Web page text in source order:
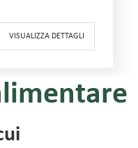
VISUALIZZA DETTAGLI